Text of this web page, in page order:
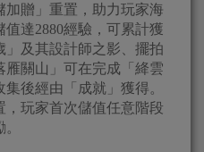
加贈」重置，助力玩家海
達2880經驗，可累計獲
及其設計師之影、擺拍
雁關山」可在完成「絳雲
後經由「成就」獲得。
，玩家首次儲值任意階段